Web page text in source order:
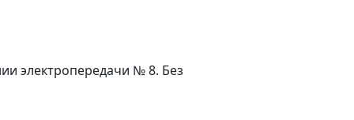
электропередачи № 8. Без